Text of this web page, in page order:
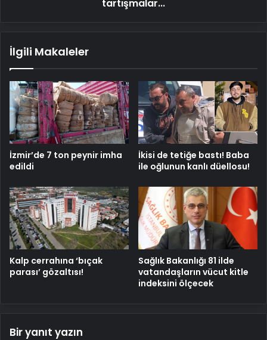
tartışmalar...
İlgili Makaleler
İzmir’de 7 ton peynir imha
edildi
İkisi de tetiğe bastı! Baba
ile oğlunun kanlı düellosu!
Kalp cerrahına ‘bıçak
parası’ gözaltısı!
Sağlık Bakanlığı 81 ilde
vatandaşların vücut kitle
indeksini ölçecek
Bir yanıt yazın